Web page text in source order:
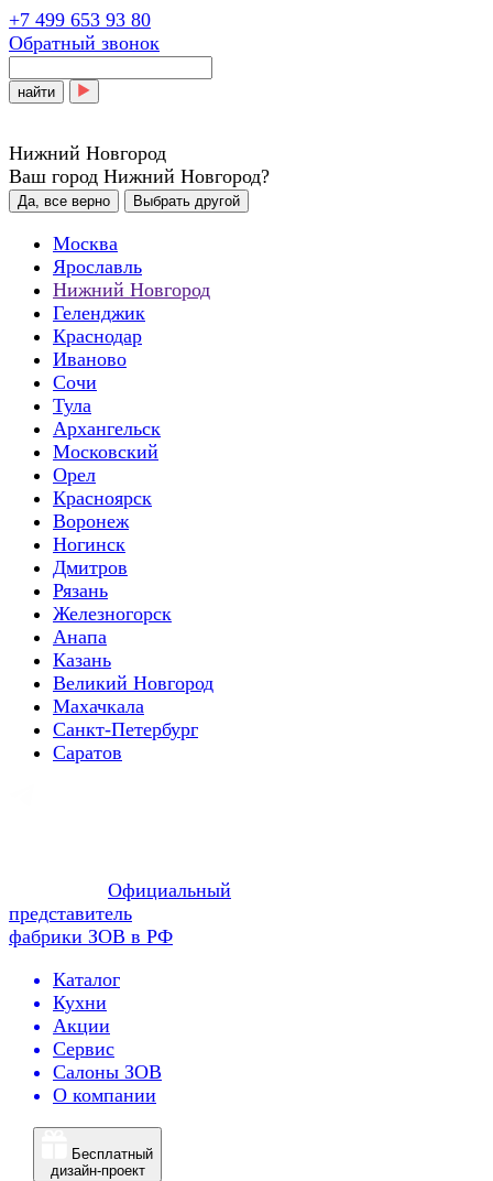
+7 499 653 93 80
Обратный звонок
найти
Нижний Новгород
Ваш город Нижний Новгород?
Да, все верно Выбрать другой
Москва
Ярославль
Нижний Новгород
Геленджик
Краснодар
Иваново
Сочи
Тула
Архангельск
Московский
Орел
Красноярск
Воронеж
Ногинск
Дмитров
Рязань
Железногорск
Анапа
Казань
Великий Новгород
Махачкала
Санкт-Петербург
Саратов
Официальный
представитель
фабрики ЗОВ в РФ
Каталог
Кухни
Акции
Сервис
Салоны ЗОВ
О компании
Бесплатный
дизайн-проект